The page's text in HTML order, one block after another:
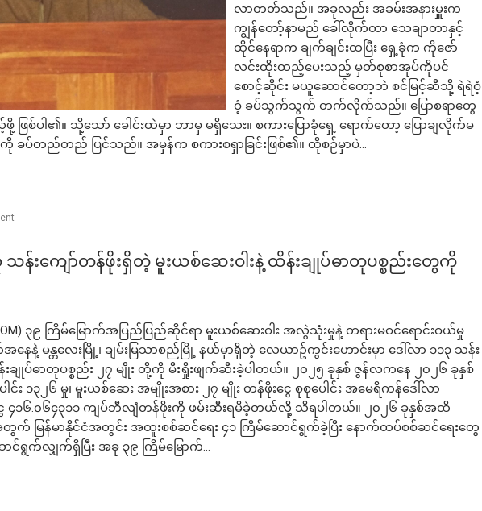
လာတတ်သည်။ အခုလည်း အခမ်းအနားမှူးက
ကျွန်တော့်နာမည် ခေါ်လိုက်တာ သေချာတာနှင့်
ထိုင်နေရာက ချက်ချင်းထပြီး ရှေ့ခုံက ကိုဇော်
လင်းထိုးထည့်ပေးသည့် မှတ်စုစာအုပ်ကိုပင်
စောင့်ဆိုင်း မယူဆောင်တော့ဘဲ စင်မြင့်ဆီသို့ ရဲရဲဝံ့
ဝံ့ ခပ်သွက်သွက် တက်လိုက်သည်။ ပြောစရာတွေ
ြစ်ပါ၏။ သို့သော် ခေါင်းထဲမှာ ဘာမှ မရှိသေး။ စကားပြောခုံရှေ့ ရောက်တော့ ပြောချလိုက်မ
ခပ်တည်တည် ပြင်သည်။ အမှန်က စကားစရှာခြင်းဖြစ်၏။ ထိုစဉ်မှာပဲ…
၃ သန်းကျော်တန်ဖိုးရှိတဲ့ မူးယစ်ဆေးဝါးနဲ့ ထိန်းချုပ်ဓာတုပစ္စည်းတွေကို
၃၉ ကြိမ်မြောက်အပြည်ပြည်ဆိုင်ရာ မူးယစ်ဆေးဝါး အလွဲသုံးမှုနဲ့ တရားမဝင်ရောင်းဝယ်မှု
နဲ့ မန္တလေးမြို့၊ ချမ်းမြသာစည်မြို့ နယ်မှာရှိတဲ့ လေယာဥ်ကွင်းဟောင်းမှာ ဒေါ်လာ ၁၁၃ သန်း
ချုပ်ဓာတုပစ္စည်း ၂၇ မျိုး တို့ကို မီးရှိုးဖျက်ဆီးခဲ့ပါတယ်။ ၂၀၂၅ ခုနှစ် ဇွန်လကနေ ၂၀၂၆ ခုနှစ်
၁၃၂၆ မှု၊ မူးယစ်ဆေး အမျိုးအစား ၂၇ မျိုး တန်ဖိုးငွေ စုစုပေါင်း အမေရိကန်ဒေါ်လာ
ငွေ ၄၁၆.၀၆၄၃၁၁ ကျပ်ဘီလျံတန်ဖိုးကို ဖမ်းဆီးရမိခဲ့တယ်လို့ သိရပါတယ်။ ၂၀၂၆ ခုနှစ်အထိ
က် မြန်မာနိုင်ငံအတွင်း အထူးစစ်ဆင်ရေး ၄၁ ကြိမ်ဆောင်ရွက်ခဲ့ပြီး နောက်ထပ်စစ်ဆင်ရေးတွေ
က်လျှက်ရှိပြီး အခု ၃၉ ကြိမ်မြောက်…